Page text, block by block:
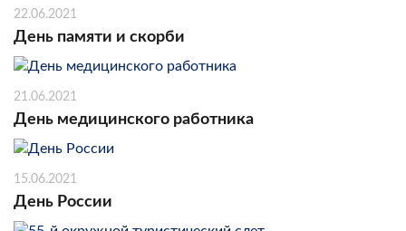
22.06.2021
День памяти и скорби
21.06.2021
День медицинского работника
15.06.2021
День России